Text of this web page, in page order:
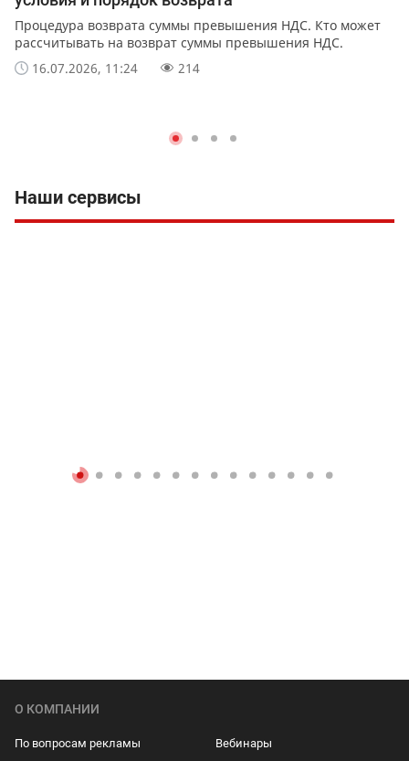
Процедура возврата суммы превышения НДС. Кто может
рассчитывать на возврат суммы превышения НДС.
16.07.2026, 11:24
214
Наши сервисы
О КОМПАНИИ
По вопросам рекламы Вебинары